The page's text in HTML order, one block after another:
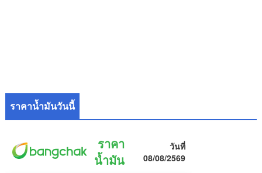
ราคาน้ำมันวันนี้